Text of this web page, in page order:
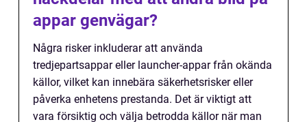
appar genvägar?
Några risker inkluderar att använda
tredjepartsappar eller launcher-appar från okända
källor, vilket kan innebära säkerhetsrisker eller
påverka enhetens prestanda. Det är viktigt att
vara försiktig och välja betrodda källor när man